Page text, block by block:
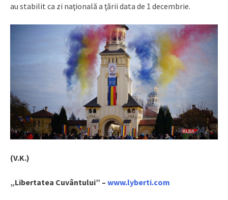
au stabilit ca zi naţională a ţării data de 1 decembrie.
(V.K.)
„Libertatea Cuvântului” – www.lyberti.com